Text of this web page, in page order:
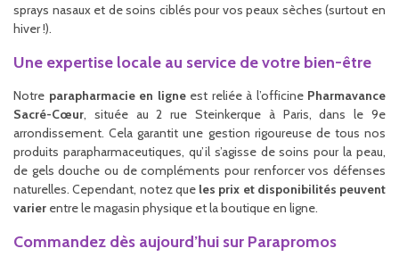
sprays nasaux et de soins ciblés pour vos peaux sèches (surtout en
hiver !).
Une expertise locale au service de votre bien-être
Notre parapharmacie en ligneest reliée à l’officine Pharmavance
Sacré-Cœur, située au 2 rue Steinkerque à Paris, dans le 9e
arrondissement. Cela garantit une gestion rigoureuse de tous nos
produits parapharmaceutiques, qu’il s’agisse de soins pour la peau,
de gels douche ou de compléments pour renforcer vos défenses
naturelles. Cependant, notez que les prix et disponibilités peuvent
varier entre le magasin physique et la boutique en ligne.
Commandez dès aujourd’hui sur Parapromos